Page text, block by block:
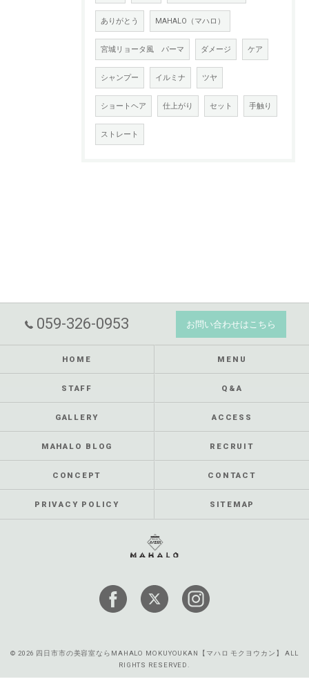
ありがとう MAHALO（マハロ）
宮城リョータ風 パーマ ダメージ ケア
シャンプー イルミナ ツヤ
ショートヘア 仕上がり セット 手触り
ストレート
059-326-0953 お問い合わせはこちら
HOME MENU
STAFF Q&A
GALLERY ACCESS
MAHALO BLOG RECRUIT
CONCEPT CONTACT
PRIVACY POLICY SITEMAP
© 2026 四日市市の美容室ならMAHALO MOKUYOUKAN【マハロ モクヨウカン】 ALL
RIGHTS RESERVED.